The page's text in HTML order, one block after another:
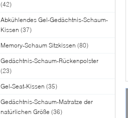
(42)
Abkühlendes Gel-Gedächtnis-Schaum-
Kissen (37)
Memory-Schaum Sitzkissen (80)
Gedächtnis-Schaum-Rückenpolster
(23)
Gel-Seat-Kissen (35)
Gedächtnis-Schaum-Matratze der
natürlichen Größe (36)